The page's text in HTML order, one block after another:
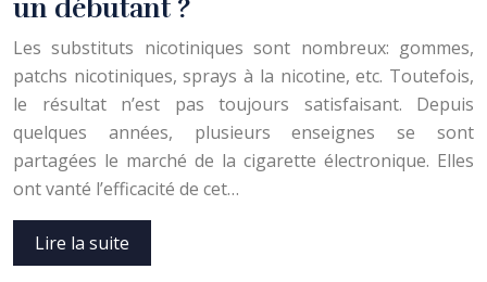
un débutant ?
Les substituts nicotiniques sont nombreux: gommes,
patchs nicotiniques, sprays à la nicotine, etc. Toutefois,
le résultat n’est pas toujours satisfaisant. Depuis
quelques années, plusieurs enseignes se sont
partagées le marché de la cigarette électronique. Elles
ont vanté l’efficacité de cet…
Lire la suite